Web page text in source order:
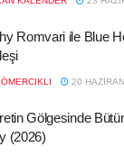
Romvari ile Blue
20
Gölgesinde
(2026)